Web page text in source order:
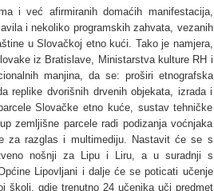
i već afirmiranih domaćih manifestacija,
i nekoliko programskih zahvata, vezanih
u Slovačkoj etno kući. Tako je namjera,
iz Bratislave, Ministarstva kulture RH i
manjina, da se: proširi etnografska
replike dvorišnih drvenih objekata, izrada i
Slovačke etno kuće, sustav tehničke
zemljišne parcele radi podizanja voćnjaka
za razglas i multimediju. Nastavit će se s
nošnji za Lipu i Liru, a u suradnji s
Lipovljani i dalje će se poticati učenje
školi, gdje trenutno 24 učenika uči predmet